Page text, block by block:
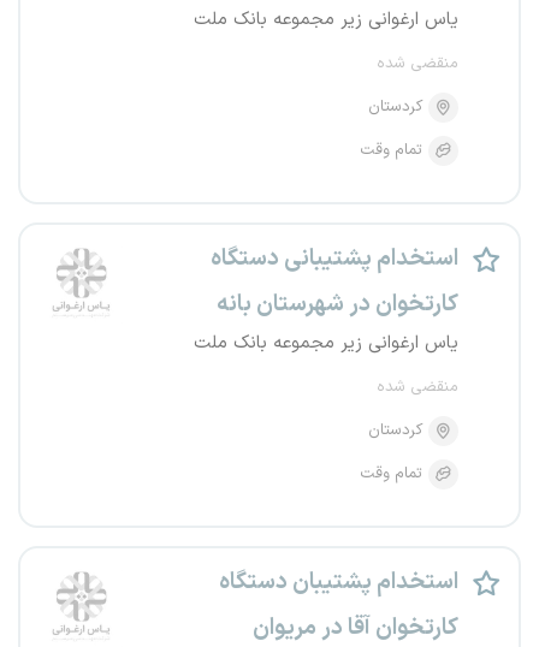
یاس ارغوانی زیر مجموعه بانک ملت
منقضی شده
کردستان
تمام وقت
استخدام پشتیبانی دستگاه
کارتخوان در شهرستان بانه
یاس ارغوانی زیر مجموعه بانک ملت
منقضی شده
کردستان
تمام وقت
استخدام پشتیبان دستگاه
کارتخوان آقا در مریوان